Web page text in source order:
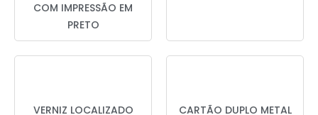
COM IMPRESSÃO EM
PRETO
VERNIZ LOCALIZADO CARTÃO DUPLO METAL